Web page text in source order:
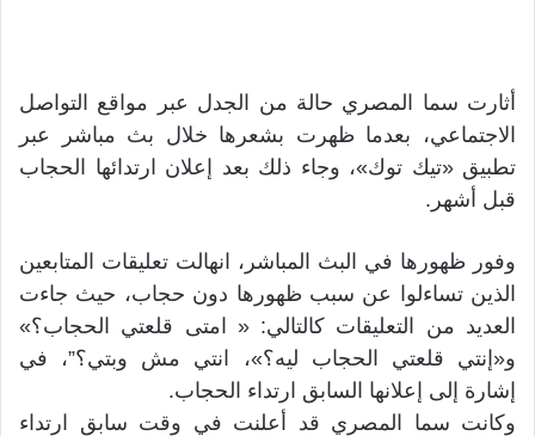
أثارت سما المصري حالة من الجدل عبر مواقع التواصل
الاجتماعي، بعدما ظهرت بشعرها خلال بث مباشر عبر
تطبيق «تيك توك»، وجاء ذلك بعد إعلان ارتدائها الحجاب
قبل أشهر.
وفور ظهورها في البث المباشر، انهالت تعليقات المتابعين
الذين تساءلوا عن سبب ظهورها دون حجاب، حيث جاءت
العديد من التعليقات كالتالي: « امتى قلعتي الحجاب؟»
و«إنتي قلعتي الحجاب ليه؟»، انتي مش وبتي؟”، في
إشارة إلى إعلانها السابق ارتداء الحجاب.
وكانت سما المصري قد أعلنت في وقت سابق ارتداء